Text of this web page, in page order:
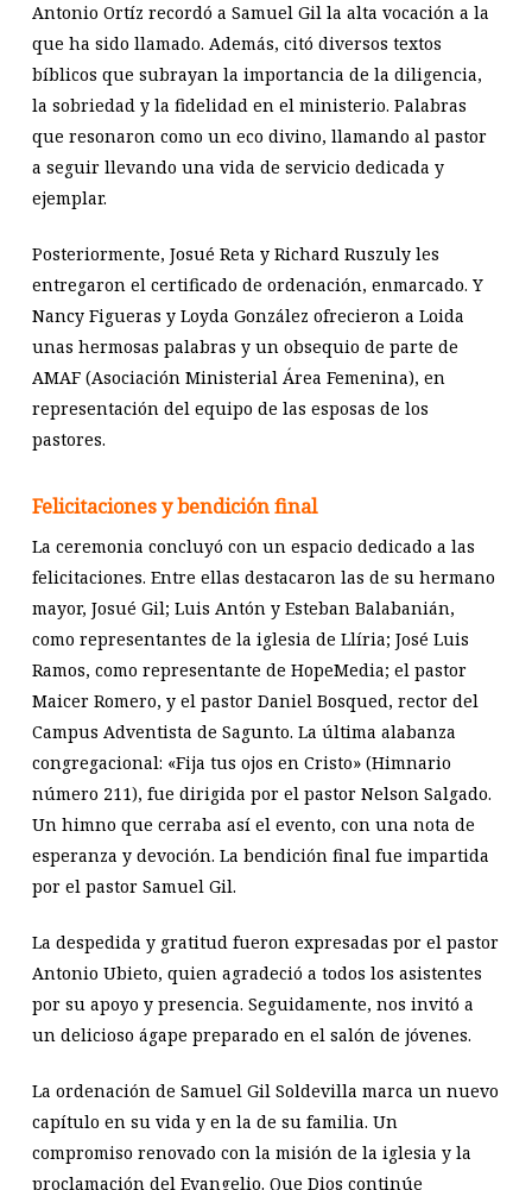
Antonio Ortíz recordó a Samuel Gil la alta vocación a la
que ha sido llamado. Además, citó diversos textos
bíblicos que subrayan la importancia de la diligencia,
la sobriedad y la fidelidad en el ministerio. Palabras
que resonaron como un eco divino, llamando al pastor
a seguir llevando una vida de servicio dedicada y
ejemplar.
Posteriormente, Josué Reta y Richard Ruszuly les
entregaron el certificado de ordenación, enmarcado. Y
Nancy Figueras y Loyda González ofrecieron a Loida
unas hermosas palabras y un obsequio de parte de
AMAF (Asociación Ministerial Área Femenina), en
representación del equipo de las esposas de los
pastores.
Felicitaciones y bendición final
La ceremonia concluyó con un espacio dedicado a las
felicitaciones. Entre ellas destacaron las de su hermano
mayor, Josué Gil; Luis Antón y Esteban Balabanián,
como representantes de la iglesia de Llíria; José Luis
Ramos, como representante de HopeMedia; el pastor
Maicer Romero, y el pastor Daniel Bosqued, rector del
Campus Adventista de Sagunto. La última alabanza
congregacional: «Fija tus ojos en Cristo» (Himnario
número 211), fue dirigida por el pastor Nelson Salgado.
Un himno que cerraba así el evento, con una nota de
esperanza y devoción. La bendición final fue impartida
por el pastor Samuel Gil.
La despedida y gratitud fueron expresadas por el pastor
Antonio Ubieto, quien agradeció a todos los asistentes
por su apoyo y presencia. Seguidamente, nos invitó a
un delicioso ágape preparado en el salón de jóvenes.
La ordenación de Samuel Gil Soldevilla marca un nuevo
capítulo en su vida y en la de su familia. Un
compromiso renovado con la misión de la iglesia y la
proclamación del Evangelio. Que Dios continúe